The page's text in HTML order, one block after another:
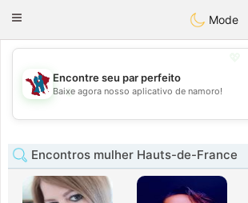
Taimerais
Toggle
Mode
💖
💕
Encontre seu par perfeito
Baixe agora nosso aplicativo de namoro!
Encontros mulher Hauts-de-France